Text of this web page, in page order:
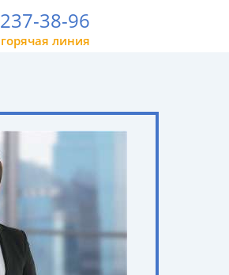
38-96
линия